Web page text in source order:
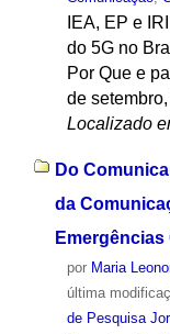
IEA, EP e
do 5G no
Por Que e
de
Localizado
Do
da
Emergências
por Maria
última
de Pesquisa